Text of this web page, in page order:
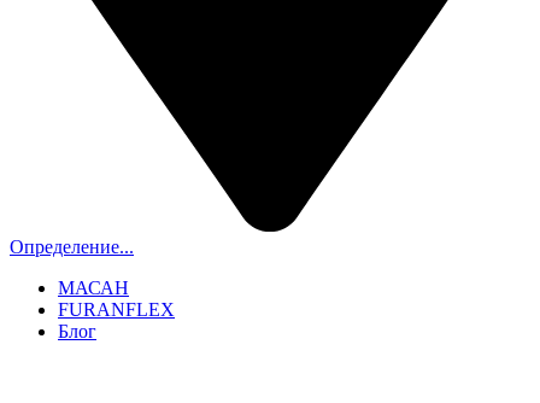
Определение...
МАСАН
FURANFLEX
Блог